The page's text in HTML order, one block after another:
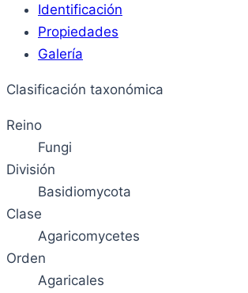
Identificación
Propiedades
Galería
Clasificación taxonómica
Reino
Fungi
División
Basidiomycota
Clase
Agaricomycetes
Orden
Agaricales